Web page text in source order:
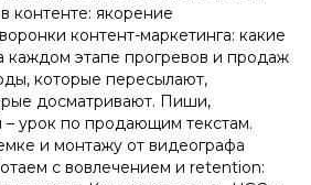
контенте: якорение
контент-маркетинга: какие
каждом этапе прогревов и продаж
которые пересылают,
досматривают. Пиши,
– урок по продающим текстам.
и монтажу от видеографа
с вовлечением и retention: